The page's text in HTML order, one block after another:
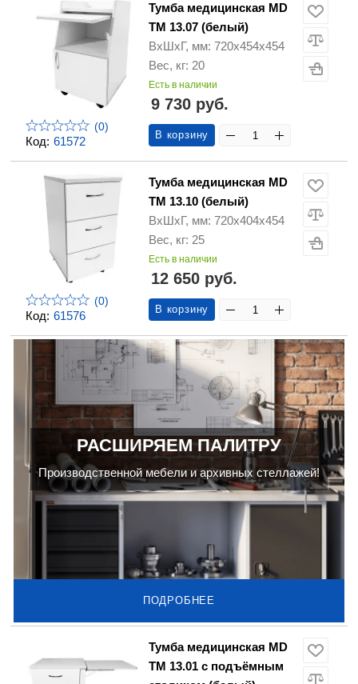
Код: 61572
(0)
Тумба медицинская MD
ТМ 13.07 (белый)
ВхШхГ, мм: 720х454х454
Вес, кг: 20
Есть в наличии
9 730 руб.
В корзину
Код: 61576
(0)
Тумба медицинская MD
ТМ 13.10 (белый)
ВхШхГ, мм: 720х404х454
Вес, кг: 25
Есть в наличии
12 650 руб.
В корзину
РАСШИРЯЕМ ПАЛИТРУ
Производственной мебели и архивных стеллажей!
ПОДРОБНЕЕ
Тумба медицинская MD
ТМ 13.01 с подъёмным